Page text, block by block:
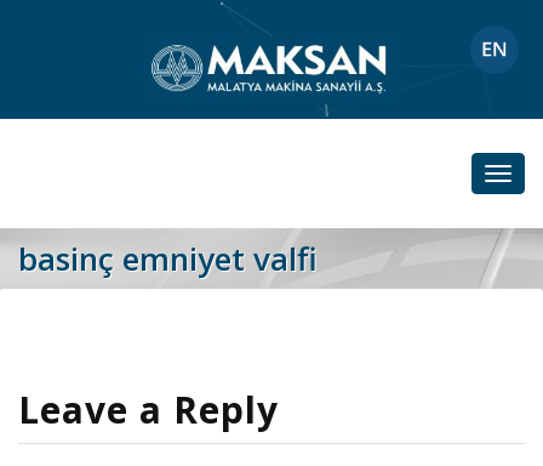
basinç emniyet valfi
Leave a Reply